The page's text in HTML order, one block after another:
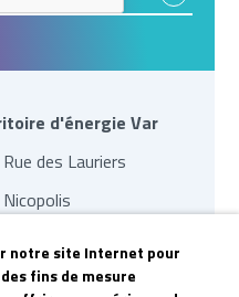
d'énergie Var
des Lauriers
Nicopolis
notre site Internet pour
fins de mesure